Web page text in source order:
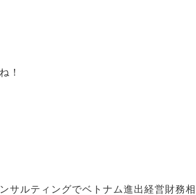
！
サルティングでベトナム進出経営財務